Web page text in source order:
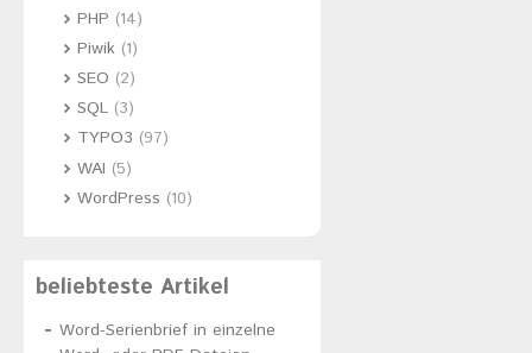
PHP (14)
Piwik(1)
SEO (2)
SQL(3)
TYPO3 (97)
WAI (5)
WordPress (10)
beliebteste Artikel
Word-Serienbrief in einzelne